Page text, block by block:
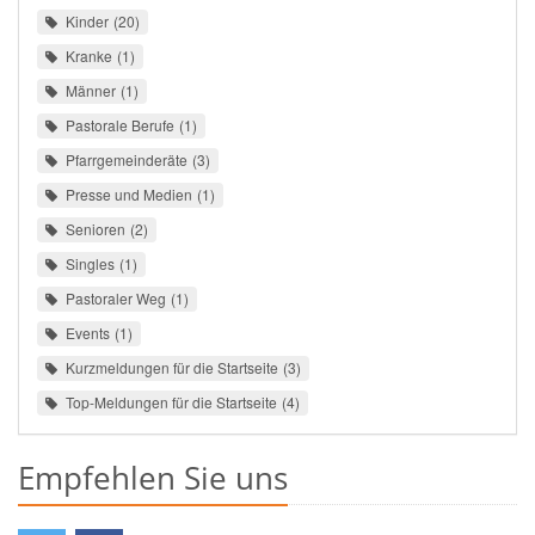
Kinder 20
Kranke 1
Männer 1
Pastorale Berufe 1
Pfarrgemeinderäte 3
Presse und Medien 1
Senioren 2
Singles 1
Pastoraler Weg 1
Events 1
Kurzmeldungen für die Startseite 3
Top-Meldungen für die Startseite 4
Empfehlen Sie uns